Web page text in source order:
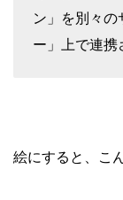
ン」を別々
ー」上で連携
絵にすると、こ